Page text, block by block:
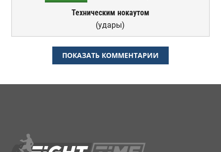
Техническим нокаутом
(удары)
ПОКАЗАТЬ КОММЕНТАРИИ